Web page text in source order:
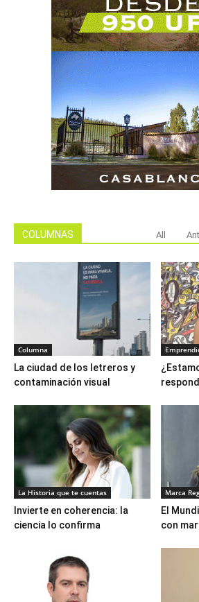
COLUMNAS All
Columna
La ciudad de los letreros y
contaminación visual
La Historia que te cuentas
Invierte en coherencia: la
ciencia lo confirma
Marca
El
con